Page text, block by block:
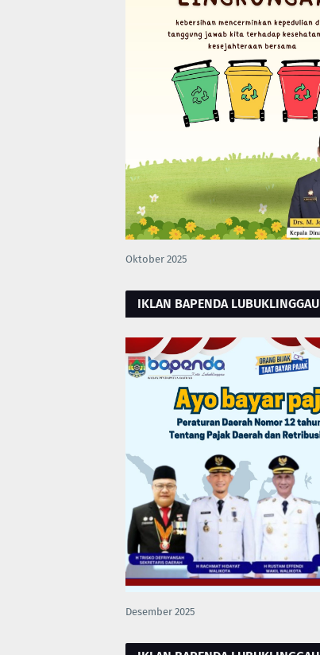
Oktober 2025
IKLAN BAPENDA LUBUKLINGGAU
Desember 2025